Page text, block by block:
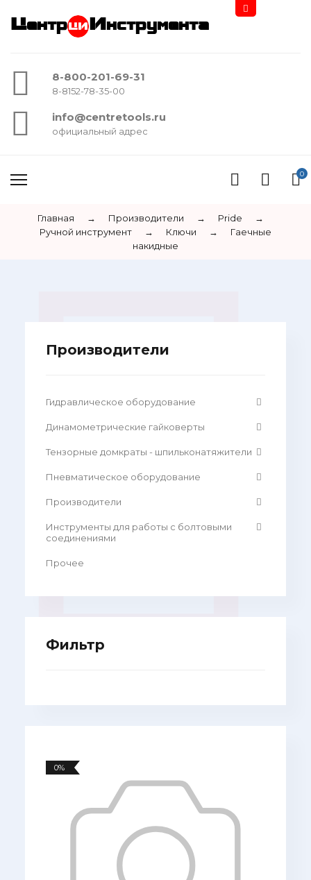
Центр Инструмента
8-800-201-69-31
8-8152-78-35-00
info@centretools.ru
официальный адрес
0
Главная → Производители → Pride
→
Ручной инструмент
→ Ключи →
Гаечные
накидные
Производители
Гидравлическое оборудование
Динамометрические гайковерты
Тензорные домкраты - шпильконатяжители
Пневматическое оборудование
Производители
Инструменты для работы с болтовыми
соединениями
Прочее
Фильтр
0%